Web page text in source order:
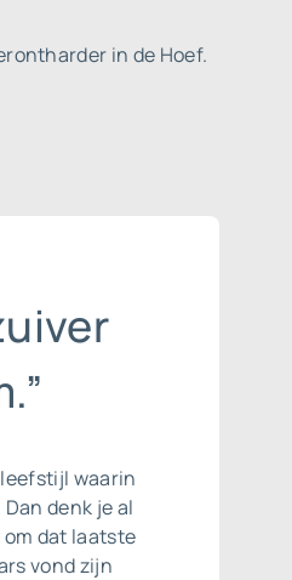
in de Hoef.
waarin
denk je al
dat laatste
vond zijn